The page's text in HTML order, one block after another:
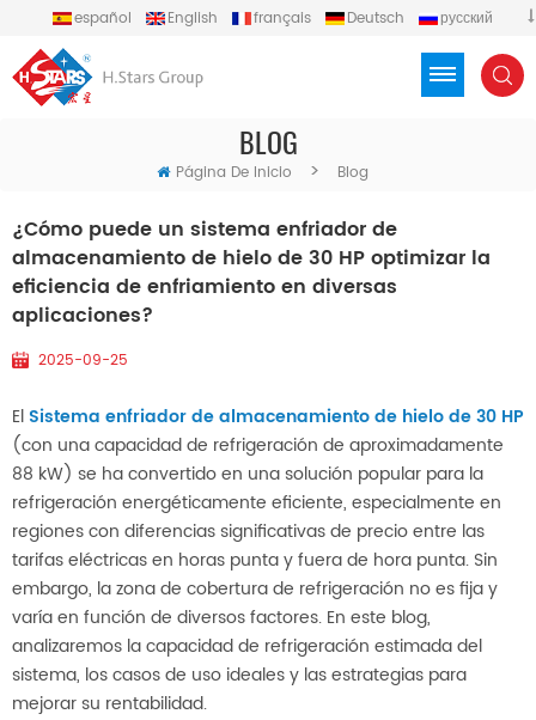
español English français Deutsch
русский
BLOG
Página De Inicio > Blog
¿Cómo puede un sistema enfriador de
almacenamiento de hielo de 30 HP optimizar la
eficiencia de enfriamiento en diversas
aplicaciones?
2025-09-25
El Sistema enfriador de almacenamiento de hielo de 30 HP
(con una capacidad de refrigeración de aproximadamente
88 kW) se ha convertido en una solución popular para la
refrigeración energéticamente eficiente, especialmente en
regiones con diferencias significativas de precio entre las
tarifas eléctricas en horas punta y fuera de hora punta. Sin
embargo, la zona de cobertura de refrigeración no es fija y
varía en función de diversos factores. En este blog,
analizaremos la capacidad de refrigeración estimada del
sistema, los casos de uso ideales y las estrategias para
mejorar su rentabilidad.